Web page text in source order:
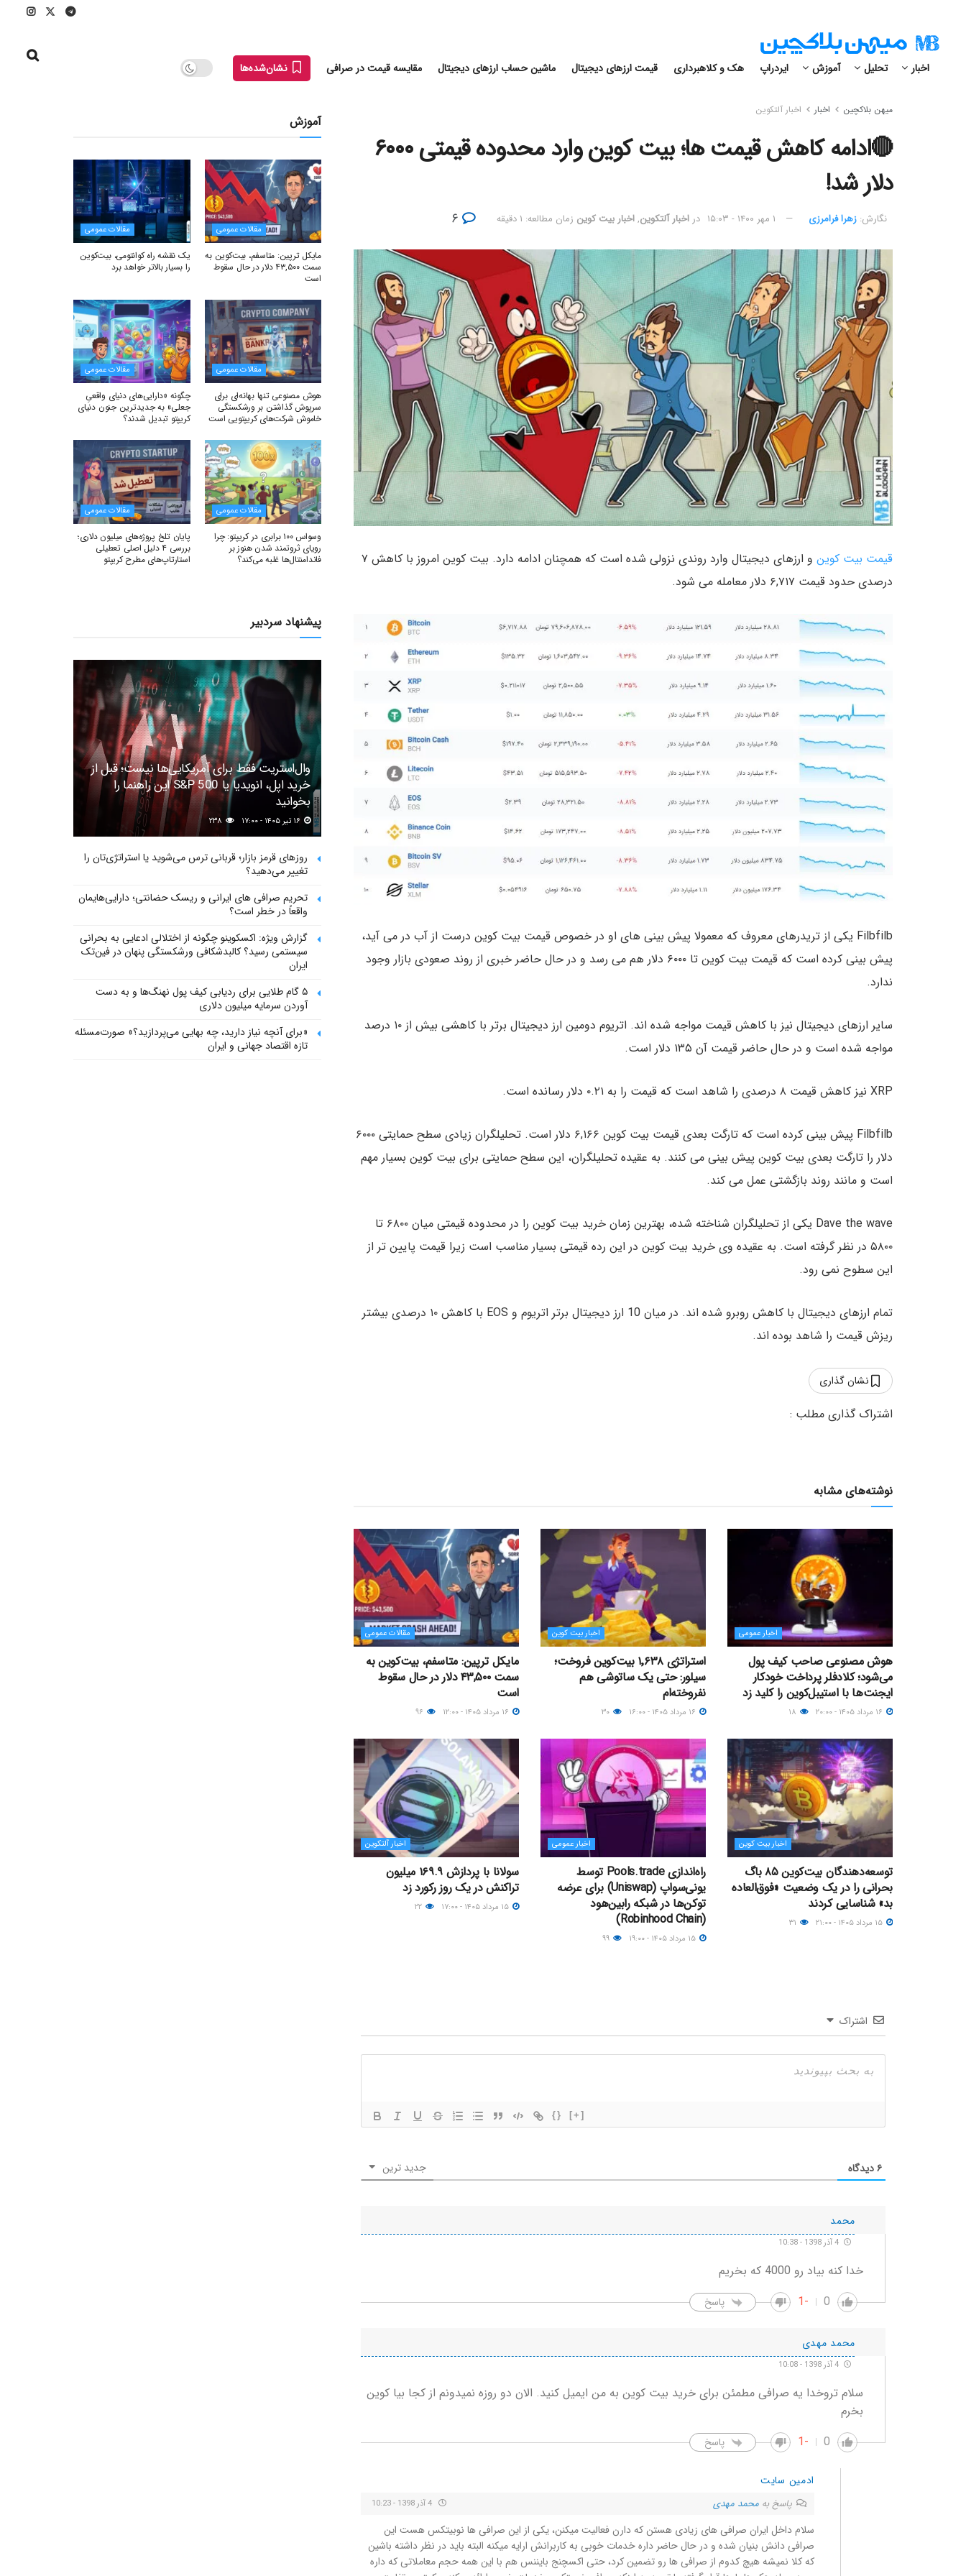
اخبار تحلیل آموزش ایردراپ هک و کلاهبرداری قیمت ارزهای دیجیتال ماشین حساب ارزهای دیجیتال مقایسه قیمت در صرافی نشان‌شده‌ها
میهن بلاکچین اخبار اخبار آلتکوین
🔴ادامه کاهش قیمت ها؛ بیت کوین وارد محدوده قیمتی ۶۰۰۰
دلار شد!
نگارش:‌ زهرا فرامرزی ۱ مهر ۱۴۰۰ - ۱۵:۰۳ در اخبار آلتکوین,اخبار بیت کوین زمان مطالعه: ۱ دقیقه
قیمت بیت کوین
و ارزهای دیجیتال وارد روندی نزولی شده است که همچنان ادامه دارد. بیت کوین امروز با کاهش ۷
درصدی حدود قیمت ۶,۷۱۷ دلار معامله می شود.
Filbfilb یکی از تریدرهای معروف که معمولا پیش بینی های او در خصوص قیمت بیت کوین درست از آب در می آید،
پیش بینی کرده است که قیمت بیت کوین تا ۶۰۰۰ دلار هم می رسد و در حال حاضر خبری از روند صعودی بازار وجود
ندارد.
سایر ارزهای دیجیتال نیز با کاهش قیمت مواجه شده اند. اتریوم دومین ارز دیجیتال برتر با کاهشی بیش از ۱۰ درصد
مواجه شده است و در حال حاضر قیمت آن ۱۳۵ دلار است.
XRP نیز کاهش قیمت ۸ درصدی را شاهد است که قیمت را به ۰.۲۱ دلار رسانده است.
Filbfilb پیش بینی کرده است که تارگت بعدی قیمت بیت کوین ۶,۱۶۶ دلار است. تحلیلگران زیادی سطح حمایتی ۶۰۰۰
دلار را تارگت بعدی بیت کوین پیش بینی می کنند. به عقیده تحلیلگران، این سطح حمایتی برای بیت کوین بسیار مهم
است و مانند روند بازگشتی عمل می کند.
Dave the wave یکی از تحلیلگران شناخته شده، بهترین زمان خرید بیت کوین را در محدوده قیمتی میان ۶۸۰۰ تا
۵۸۰۰ در نظر گرفته است. به عقیده وی خرید بیت کوین در این رده قیمتی بسیار مناسب است زیرا قیمت پایین تر از
این سطوح نمی رود.
تمام ارزهای دیجیتال با کاهش روبرو شده اند. در میان 10 ارز دیجیتال برتر اتریوم و EOS با کاهش ۱۰ درصدی بیشتر
ریزش قیمت را شاهد بوده اند.
نشان گذاری
نوشته‌های مشابه
اخبار عمومی
هوش مصنوعی صاحب کیف پول
می‌شود؛ کلادفلر پرداخت خودکار
ایجنت‌ها با استیبل‌کوین را کلید زد
اخبار بیت کوین
استراتژی ۱٬۶۳۸ بیت‌کوین فروخت؛
سیلور: حتی یک ساتوشی هم
نفروخته‌ام
مقالات عمومی
مایکل ترپین: متاسفم، بیت‌کوین به
سمت ۴۳,۵۰۰ دلار در حال سقوط
است
اخبار بیت کوین
توسعه‌دهندگان بیت‌کوین ۸۵ باگ
بحرانی را در یک وضعیت «فوق‌العاده
بد» شناسایی کردند
اخبار عمومی
راه‌اندازی Pools.trade توسط
یونی‌سواپ (Uniswap) برای عرضه
توکن‌ها در شبکه رابین‌هود
(Robinhood Chain)
اخبار آلتکوین
سولانا با پردازش ۱۶۹.۹ میلیون
تراکنش در یک روز رکورد زد
اشتراک
{} [+]
۶دیدگاه جدید ترین
محمد
خدا کنه بیاد رو 4000 که بخریم
0
-1 پاسخ
محمد مهدی
سلام تروخدا یه صرافی مطمئن برای خرید بیت کوین به من ایمیل کنید. الان دو روزه نمیدونم از کجا بیا کوین
بخرم
0
-1 پاسخ
ادمین سایت
پاسخ به محمد مهدی
سلام داخل ایران صرافی های زیادی هستن که دارن فعالیت میکنن، یکی از این صرافی ها نوبیتکس هست این
صرافی دانش بنیان شده و در حال حاضر داره خدمات خوبی به کاربرانش ارایه میکنه البته باید در نظر داشته باشین
که کلا نمیشه هیچ کدوم از صرافی ها رو تضمین کرد، حتی اکسچنج بایننس هم با این همه حجم معاملاتی که داره
آموزش
مقالات عمومی
مایکل ترپین: متاسفم، بیت‌کوین به
سمت ۴۳,۵۰۰ دلار در حال سقوط
است
مقالات عمومی
یک نقشه راه کوانتومی، بیت‌کوین
را بسیار بالاتر خواهد برد
مقالات عمومی
هوش مصنوعی تنها بهانه‌ای برای
سرپوش گذاشتن بر ورشکستگی
خاموش شرکت‌های کریپتویی است
مقالات عمومی
چگونه «دارایی‌های دنیای واقعیِ
جعلی» به جدیدترین جنون دنیای
کریپتو تبدیل شدند؟
مقالات عمومی
وسواس ۱۰۰ برابری در کریپتو: چرا
رویای ثروتمند شدن هنوز بر
فاندامنتال‌ها غلبه می‌کند؟
مقالات عمومی
پایان تلخ پروژه‌های میلیون دلاری؛
بررسی ۴ دلیل اصلی تعطیلی
استارتاپ‌های مطرح کریپتو
پیشنهاد سردبیر
وال‌استریت فقط برای آمریکایی‌ها نیست؛ قبل از
خرید اپل، انویدیا یا S&P 500 این راهنما را
بخوانید
روزهای قرمز بازار؛ قربانی ترس می‌شوید یا استراتژی‌تان را
تغییر می‌دهید؟
تحریم صرافی های ایرانی و ریسک حضانتی؛ دارایی‌هایمان
واقعاً در خطر است؟
گزارش ویژه: اکسکوینو چگونه از اختلالی ادعایی به بحرانی
سیستمی رسید؟ کالبدشکافی ورشکستگی پنهان در فین‌تک
ایران
۵ گام طلایی برای ردیابی کیف پول‌ نهنگ‌ها و به دست
آوردن سرمایه میلیون دلاری
«برای آنچه نیاز دارید، چه بهایی می‌پردازید؟» صورت‌مسئله
تازه اقتصاد جهانی و ایران